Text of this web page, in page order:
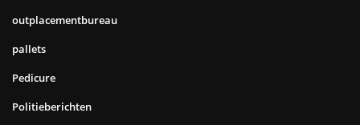
outplacementbureau
pallets
Pedicure
Politieberichten